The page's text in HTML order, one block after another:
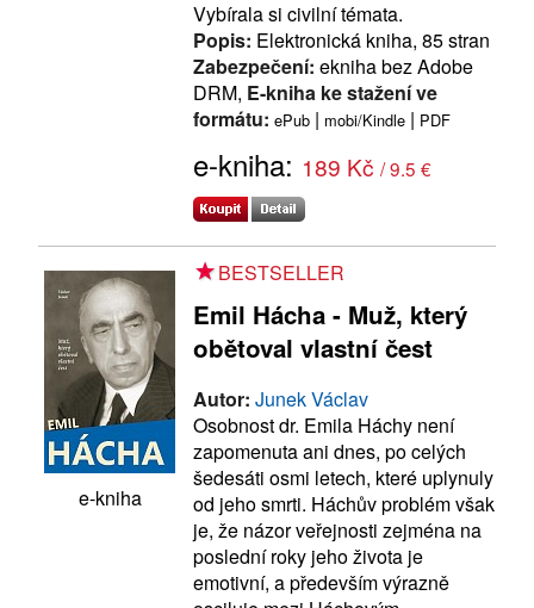
Vybírala si civilní témata.
Popis: Elektronická kniha, 85 stran
Zabezpečení: ekniha bez Adobe
DRM, E-kniha ke stažení ve
formátu: ePub | mobi/Kindle | PDF
e-kniha: 189 Kč / 9.5 €
e-kniha
BESTSELLER
Emil Hácha - Muž, který
obětoval vlastní čest
Autor: Junek Václav
Osobnost dr. Emila Háchy není
zapomenuta ani dnes, po celých
šedesáti osmi letech, které uplynuly
od jeho smrti. Háchův problém však
je, že názor veřejnosti zejména na
poslední roky jeho života je
emotivní, a především výrazně